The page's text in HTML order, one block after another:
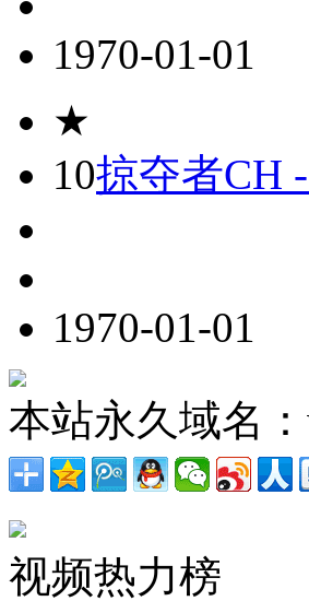
1970-01-01
★
10掠夺者CH
1970-01-01
本站永久域名
视频热力榜